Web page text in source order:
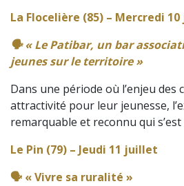
La Flocelière (85) – Mercredi
🗣️ « Le Patibar, un bar
jeunes sur le territoire »
Dans une période où l’enjeu
attractivité pour leur jeunesse,
remarquable et reconnu qui
Le Pin (79) – Jeudi 11 juillet
🗣️ « Vivre sa ruralité »